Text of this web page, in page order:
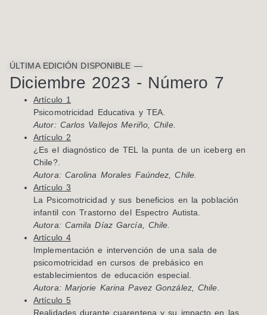
ÚLTIMA EDICIÓN DISPONIBLE —
Diciembre 2023 - Número 7
Artículo 1
Psicomotricidad Educativa y TEA.
Autor: Carlos Vallejos Meriño, Chile.
Artículo 2
¿Es el diagnóstico de TEL la punta de un iceberg en
Chile?.
Autora: Carolina Morales Faúndez, Chile.
Artículo 3
La Psicomotricidad y sus beneficios en la población
infantil con Trastorno del Espectro Autista.
Autora: Camila Díaz García, Chile.
Artículo 4
Implementación e intervención de una sala de
psicomotricidad en cursos de prebásico en
establecimientos de educación especial.
Autora: Marjorie Karina Pavez González, Chile.
Artículo 5
Realidades durante cuarentena y su impacto en las